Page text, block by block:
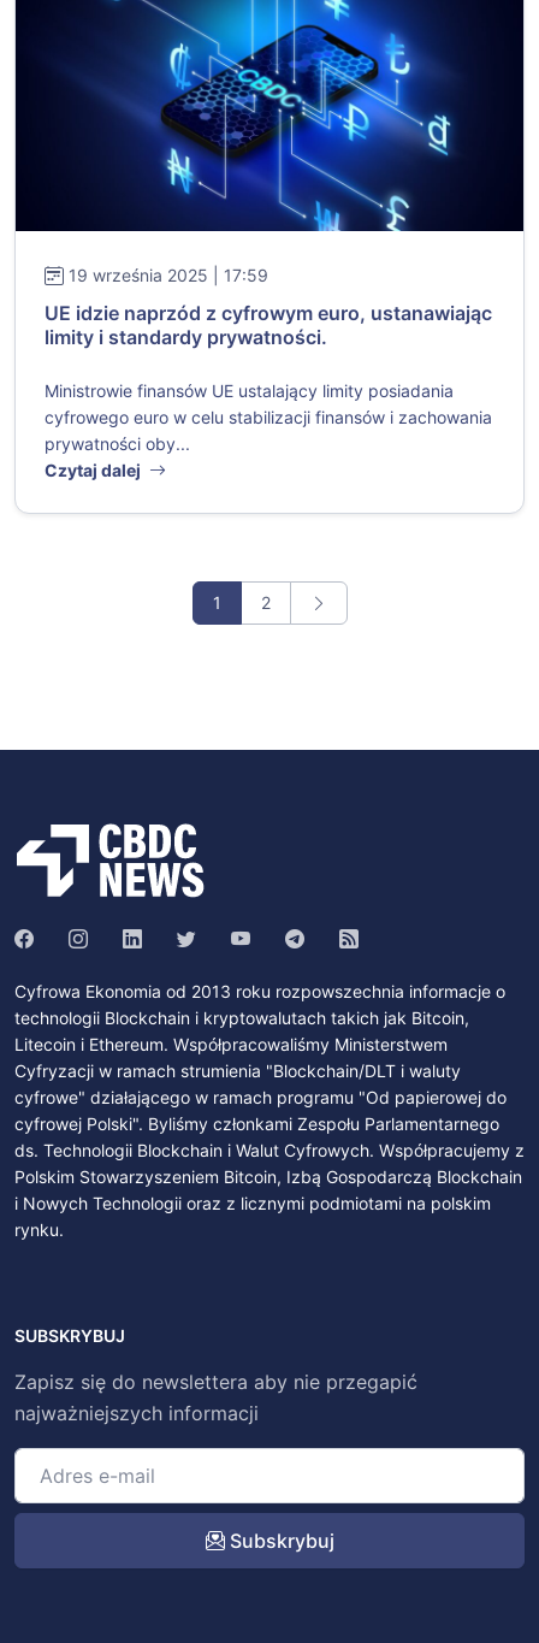
19 września 2025 | 17:59
UE idzie naprzód z cyfrowym euro, ustanawiając
limity i standardy prywatności.
Ministrowie finansów UE ustalający limity posiadania
cyfrowego euro w celu stabilizacji finansów i zachowania
prywatności oby...
Czytaj dalej
1 2
Cyfrowa Ekonomia od 2013 roku rozpowszechnia informacje o
technologii Blockchain i kryptowalutach takich jak Bitcoin,
Litecoin i Ethereum. Współpracowaliśmy Ministerstwem
Cyfryzacji w ramach strumienia "Blockchain/DLT i waluty
cyfrowe" działającego w ramach programu "Od papierowej do
cyfrowej Polski". Byliśmy członkami Zespołu Parlamentarnego
ds. Technologii Blockchain i Walut Cyfrowych. Współpracujemy z
Polskim Stowarzyszeniem Bitcoin, Izbą Gospodarczą Blockchain
i Nowych Technologii oraz z licznymi podmiotami na polskim
rynku.
SUBSKRYBUJ
Zapisz się do newslettera aby nie przegapić
najważniejszych informacji
Subskrybuj